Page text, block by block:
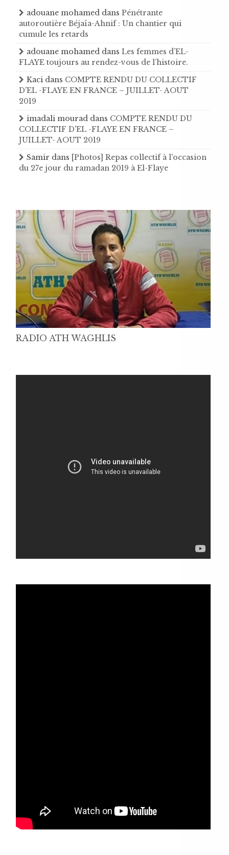
adouane mohamed dans Pénétrante
autoroutière Béjaïa-Ahnif : Un chantier qui
cumule les retards
adouane mohamed dans Les femmes d’EL-
FLAYE toujours au rendez-vous de l’histoire .
Kaci dans COMPTE RENDU DU COLLECTIF
D'EL -FLAYE EN FRANCE – JUILLET- AOUT
2019
imadali mourad dans COMPTE RENDU DU
COLLECTIF D'EL -FLAYE EN FRANCE –
JUILLET- AOUT 2019
Samir dans [Photos] Repas collectif à l'occasion
du 27e jour du ramadan 2019 à El-Flaye
RADIO ATH WAGHLIS